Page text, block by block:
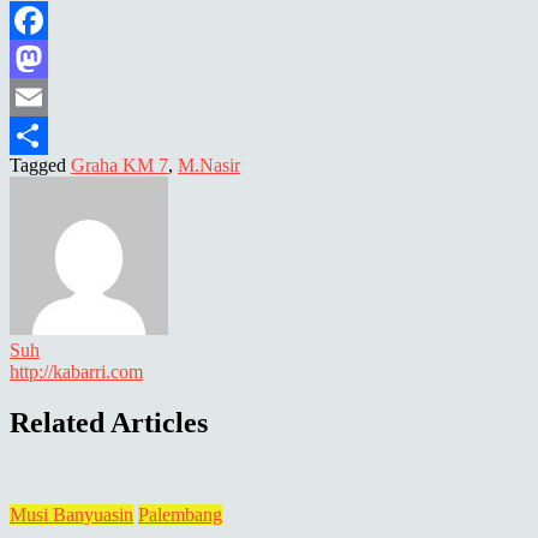
Facebook
Mastodon
Email
Share
Tagged Graha KM 7, M.Nasir
Suh
http://kabarri.com
Related Articles
Musi Banyuasin Palembang